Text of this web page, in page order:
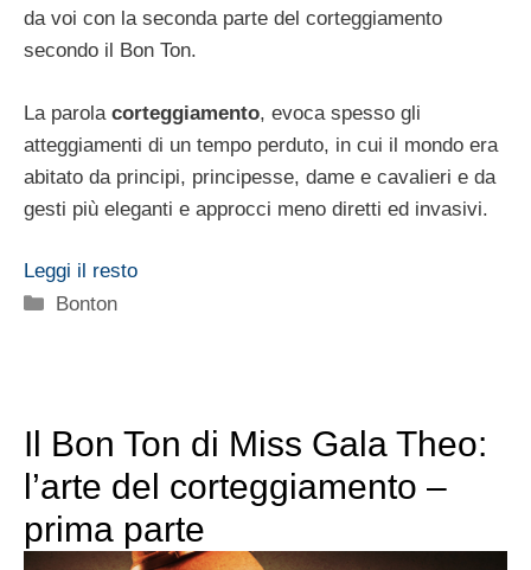
da voi con la seconda parte del corteggiamento
secondo il Bon Ton.
La parola corteggiamento, evoca spesso gli
atteggiamenti di un tempo perduto, in cui il mondo era
abitato da principi, principesse, dame e cavalieri e da
gesti più eleganti e approcci meno diretti ed invasivi.
Leggi il resto
Categorie
Bonton
Il Bon Ton di Miss Gala Theo:
l’arte del corteggiamento –
prima parte